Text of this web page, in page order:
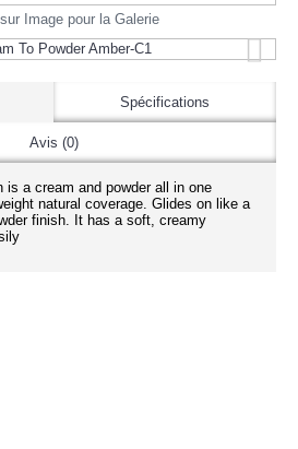
Image pour la Galerie
Spécifications
Avis (0)
is a cream and powder all in one
natural coverage. Glides on like a
finish. It has a soft, creamy